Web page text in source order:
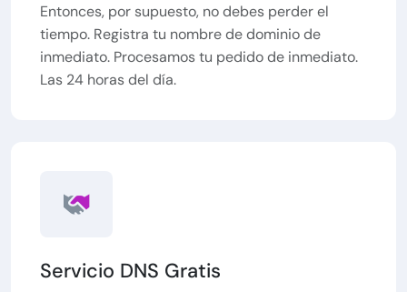
Entonces, por supuesto, no debes perder el
tiempo. Registra tu nombre de dominio de
inmediato. Procesamos tu pedido de inmediato.
Las 24 horas del día.
Servicio DNS Gratis